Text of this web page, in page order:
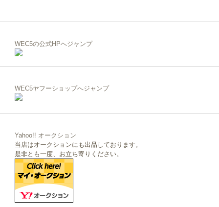
WEC5の公式HPへジャンプ
WEC5ヤフーショップへジャンプ
Yahoo!! オークション
当店はオークションにも出品しております。
是非とも一度、お立ち寄りください。